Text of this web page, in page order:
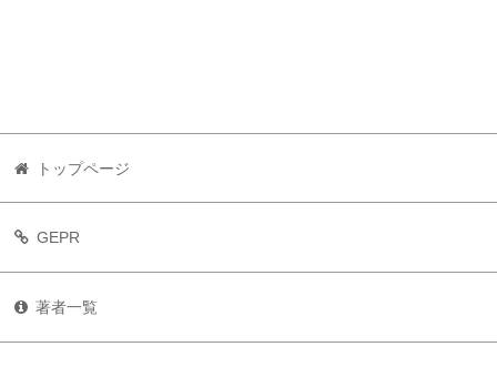
トップページ
GEPR
著者一覧